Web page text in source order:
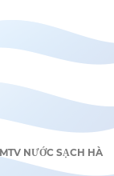
NƯỚC SẠCH HÀ